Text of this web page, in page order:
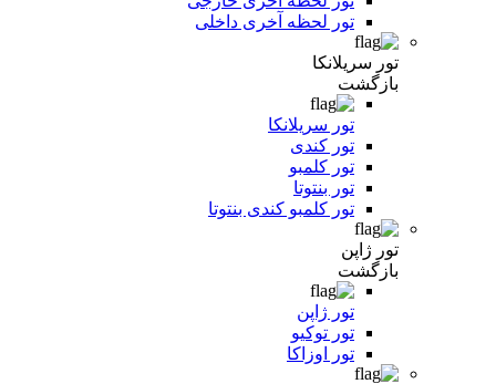
تور لحظه آخری داخلی
تور سریلانکا
بازگشت
تور سریلانکا
تور کندی
تور کلمبو
تور بنتوتا
تور کلمبو کندی بنتوتا
تور ژاپن
بازگشت
تور ژاپن
تور توکیو
تور اوزاکا